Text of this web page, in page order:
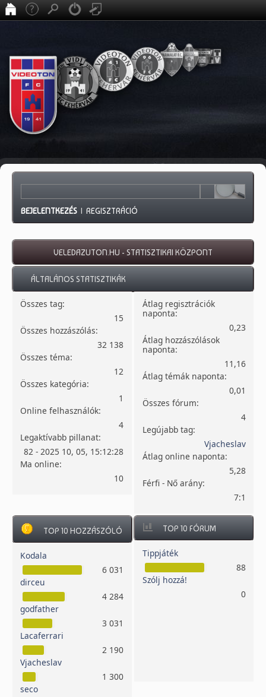
BEJELENTKEZÉS |REGISZTRÁCIÓ
VELEDAZUTON.HU - STATISZTIKAI KÖZPONT
ÁLTALÁNOS STATISZTIKÁK
Összes tag:
15
Összes hozzászólás:
32 138
Összes téma:
12
Összes kategória:
1
Online felhasználók:
4
Legaktívabb pillanat:
82 - 2025 10, 05, 15:12:28
Ma online:
10
Átlag regisztrációk
naponta:
0,23
Átlag hozzászólások
naponta:
11,16
Átlag témák naponta:
0,01
Összes fórum:
4
Legújabb tag:
Vjacheslav
Átlag online naponta:
5,28
Férfi - Nő arány:
7:1
TOP 10 HOZZÁSZÓLÓ
Kodala
6 031
dirceu
4 284
godfather
3 031
Lacaferrari
2 190
Vjacheslav
1 300
seco
TOP 10 FÓRUM
Tippjáték
88
Szólj hozzá!
0